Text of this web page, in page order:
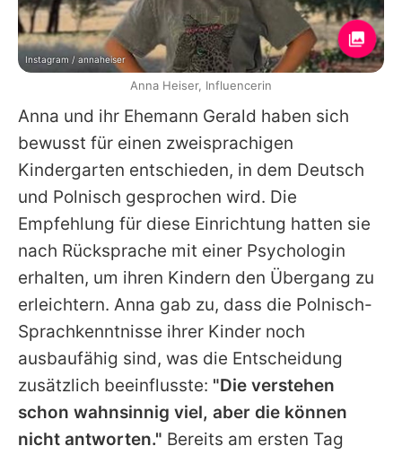
Anna und ihr Ehemann Gerald haben sich
bewusst für einen zweisprachigen
Kindergarten entschieden, in dem Deutsch
und Polnisch gesprochen wird. Die
Empfehlung für diese Einrichtung hatten sie
nach Rücksprache mit einer Psychologin
erhalten, um ihren Kindern den Übergang zu
erleichtern. Anna gab zu, dass die Polnisch-
Sprachkenntnisse ihrer Kinder noch
ausbaufähig sind, was die Entscheidung
zusätzlich beeinflusste: "Die verstehen
schon wahnsinnig viel, aber die können
nicht antworten." Bereits am ersten Tag
Instagram / annaheiser
Anna Heiser, Influencerin